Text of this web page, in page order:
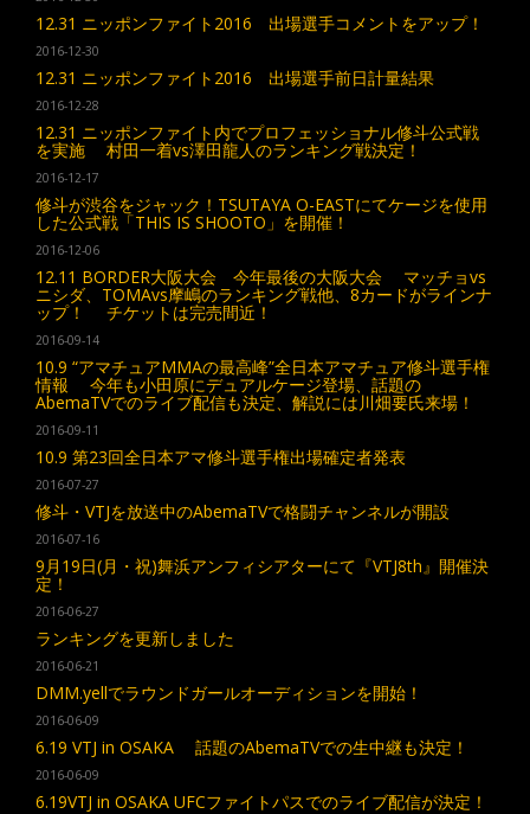
12.31 ニッポンファイト2016 出場選手コメントをアップ！
2016-12-30
12.31 ニッポンファイト2016 出場選手前日計量結果
2016-12-28
12.31 ニッポンファイト内でプロフェッショナル修斗公式戦
を実施 村田一着vs澤田龍人のランキング戦決定！
2016-12-17
修斗が渋谷をジャック！TSUTAYA O-EASTにてケージを使用
した公式戦「THIS IS SHOOTO」を開催！
2016-12-06
12.11 BORDER大阪大会 今年最後の大阪大会 マッチョvs
ニシダ、TOMAvs摩嶋のランキング戦他、8カードがラインナ
ップ！ チケットは完売間近！
2016-09-14
10.9 “アマチュアMMAの最高峰”全日本アマチュア修斗選手権
情報 今年も小田原にデュアルケージ登場、話題の
AbemaTVでのライブ配信も決定、解説には川畑要氏来場！
2016-09-11
10.9 第23回全日本アマ修斗選手権出場確定者発表
2016-07-27
修斗・VTJを放送中のAbemaTVで格闘チャンネルが開設
2016-07-16
9月19日(月・祝)舞浜アンフィシアターにて『VTJ8th』開催決
定！
2016-06-27
ランキングを更新しました
2016-06-21
DMM.yellでラウンドガールオーディションを開始！
2016-06-09
6.19 VTJ in OSAKA 話題のAbemaTVでの生中継も決定！
2016-06-09
6.19VTJ in OSAKA UFCファイトパスでのライブ配信が決定！